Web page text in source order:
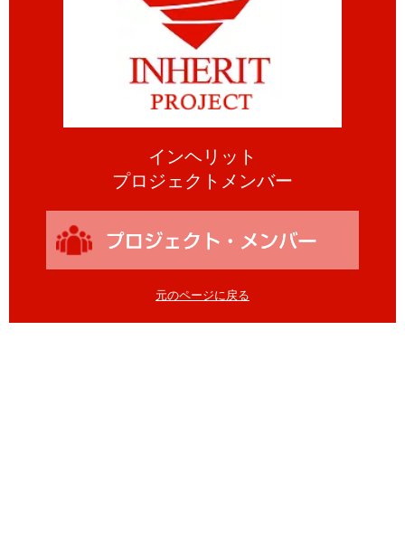
インヘリット
プロジェクトメンバー
元のページに戻る